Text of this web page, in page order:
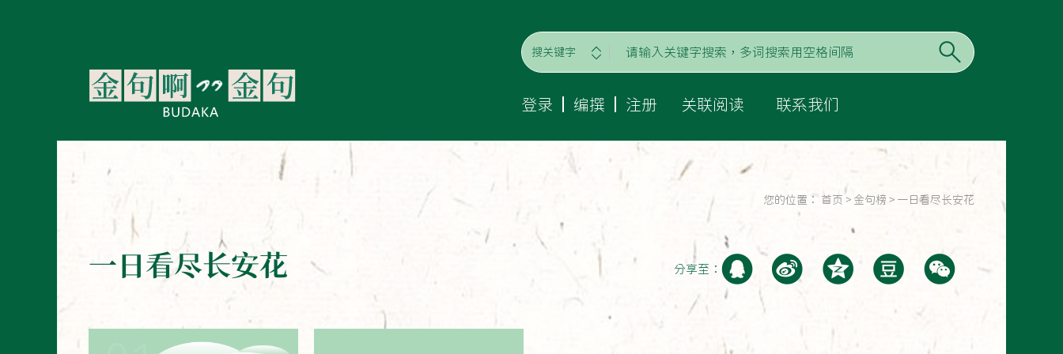
搜关键字
登录 编撰 注册 关联阅读 联系我们
您的位置： 首页 > 金句榜 > 一日看尽长安花
一日看尽长安花 分享至：